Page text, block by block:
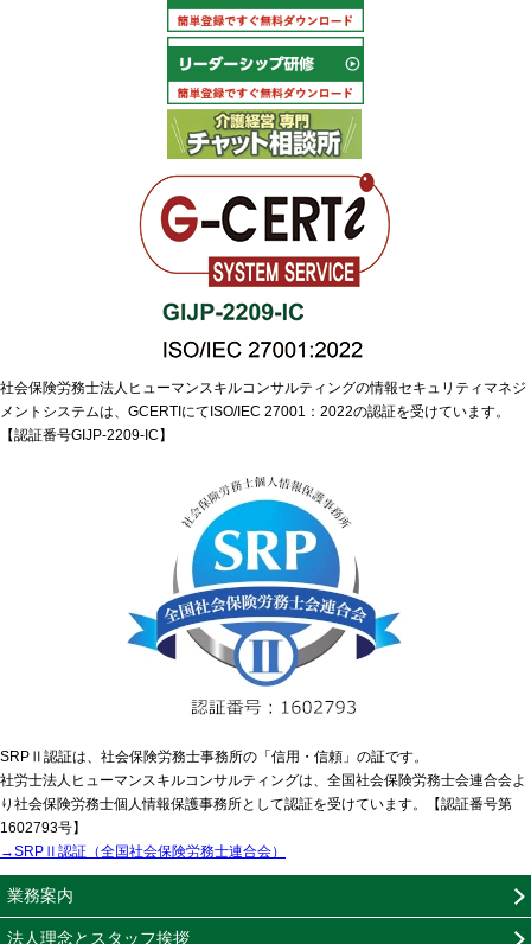
社会保険労務士法人ヒューマンスキルコンサルティングの情報セキュリティマネジ
メントシステムは、GCERTIにてISO/IEC 27001：2022の認証を受けています。
【認証番号GIJP-2209-IC】
SRPⅡ認証は、社会保険労務士事務所の「信用・信頼」の証です。
社労士法人ヒューマンスキルコンサルティングは、全国社会保険労務士会連合会よ
り社会保険労務士個人情報保護事務所として認証を受けています。【認証番号第
1602793号】
→SRPⅡ認証（全国社会保険労務士連合会）
業務案内
法人理念とスタッフ挨拶